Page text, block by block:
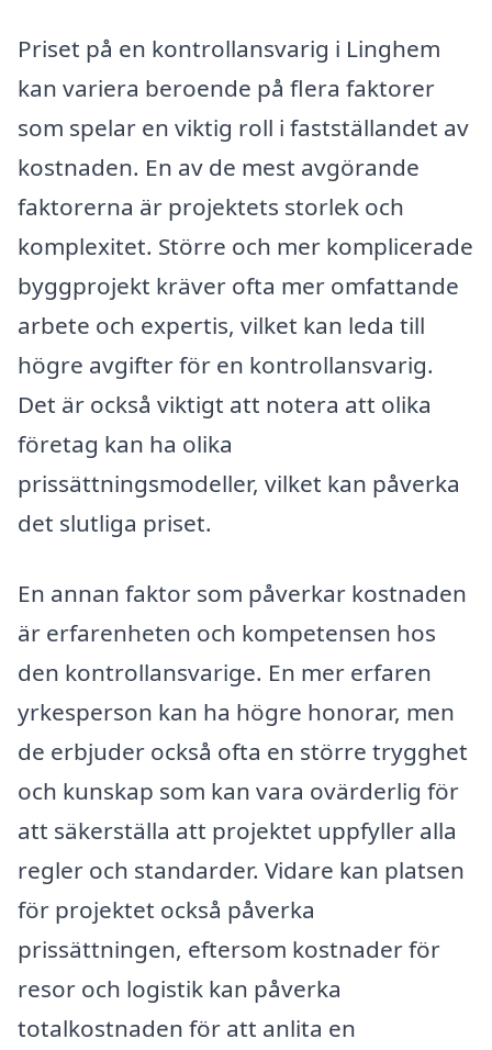
Priset på en kontrollansvarig i Linghem
kan variera beroende på flera faktorer
som spelar en viktig roll i fastställandet av
kostnaden. En av de mest avgörande
faktorerna är projektets storlek och
komplexitet. Större och mer komplicerade
byggprojekt kräver ofta mer omfattande
arbete och expertis, vilket kan leda till
högre avgifter för en kontrollansvarig.
Det är också viktigt att notera att olika
företag kan ha olika
prissättningsmodeller, vilket kan påverka
det slutliga priset.
En annan faktor som påverkar kostnaden
är erfarenheten och kompetensen hos
den kontrollansvarige. En mer erfaren
yrkesperson kan ha högre honorar, men
de erbjuder också ofta en större trygghet
och kunskap som kan vara ovärderlig för
att säkerställa att projektet uppfyller alla
regler och standarder. Vidare kan platsen
för projektet också påverka
prissättningen, eftersom kostnader för
resor och logistik kan påverka
totalkostnaden för att anlita en